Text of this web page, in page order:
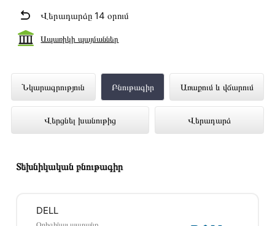
Վերադարձը 14 օրում
Ապառիկի պայմաններ
Նկարագրություն Բնութագիր Առաքում և վճարում
Վերցնել խանութից Վերադարձ
Նոթբուք DELL VOSTRO 3520 (I7-
1255U) 15.6 8GB 512GB (GR)
ներկայացված է Technomix առցանց
Տեխնիկական բնութագիր
DELL